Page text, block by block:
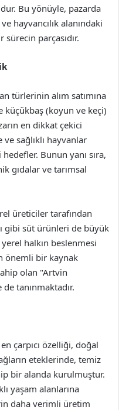
Bu yönüyle, pazarda
hayvancılık alanındaki
parçasıdır.
türlerinin alım satımına
küçükbaş (koyun ve keçi)
en dikkat çekici
sağlıklı hayvanlar
Bunun yanı sıra,
gıdalar ve tarımsal
üreticiler tarafından
gibi süt ürünleri de büyük
halkın beslenmesi
önemli bir kaynak
olan "Artvin
tanınmaktadır.
çarpıcı özelliği, doğal
eteklerinde, temiz
bir alanda kurulmuştur.
yaşam alanlarına
daha verimli üretim